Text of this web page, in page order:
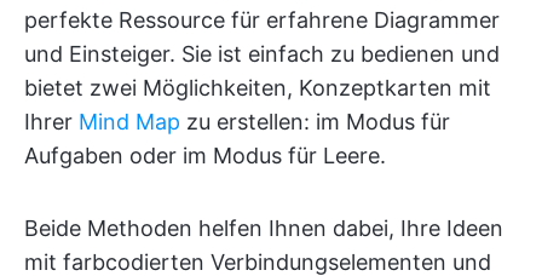
perfekte Ressource für erfahrene Diagrammer
und Einsteiger. Sie ist einfach zu bedienen und
bietet zwei Möglichkeiten, Konzeptkarten mit
Ihrer Mind Map zu erstellen: im Modus für
Aufgaben oder im Modus für Leere.
Beide Methoden helfen Ihnen dabei, Ihre Ideen
mit farbcodierten Verbindungselementen und